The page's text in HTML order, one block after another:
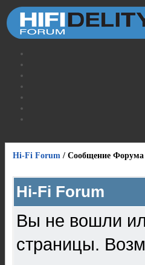
Hi-Fi Forum / Сообщение Форума
Hi-Fi Forum
Вы не вошли
страницы.